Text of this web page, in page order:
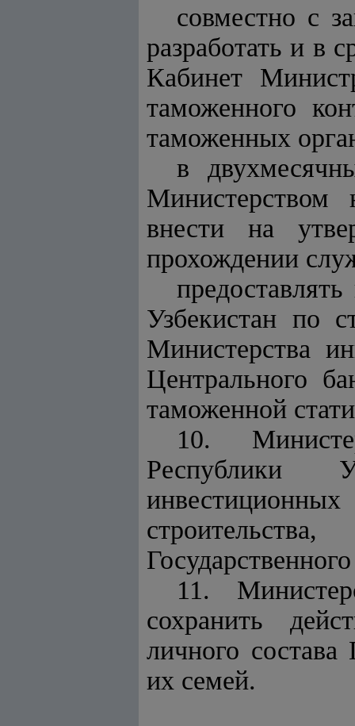
совместно с
разработать и в
Кабинет
таможенного
таможенных
в
Министерством
внести на
прохождении
Узбекистан по
Министерства
Центрального
таможенной
10.
Республики
11.
сохранить
личного состава
их семей.